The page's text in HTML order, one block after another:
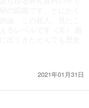
2021年01月31日